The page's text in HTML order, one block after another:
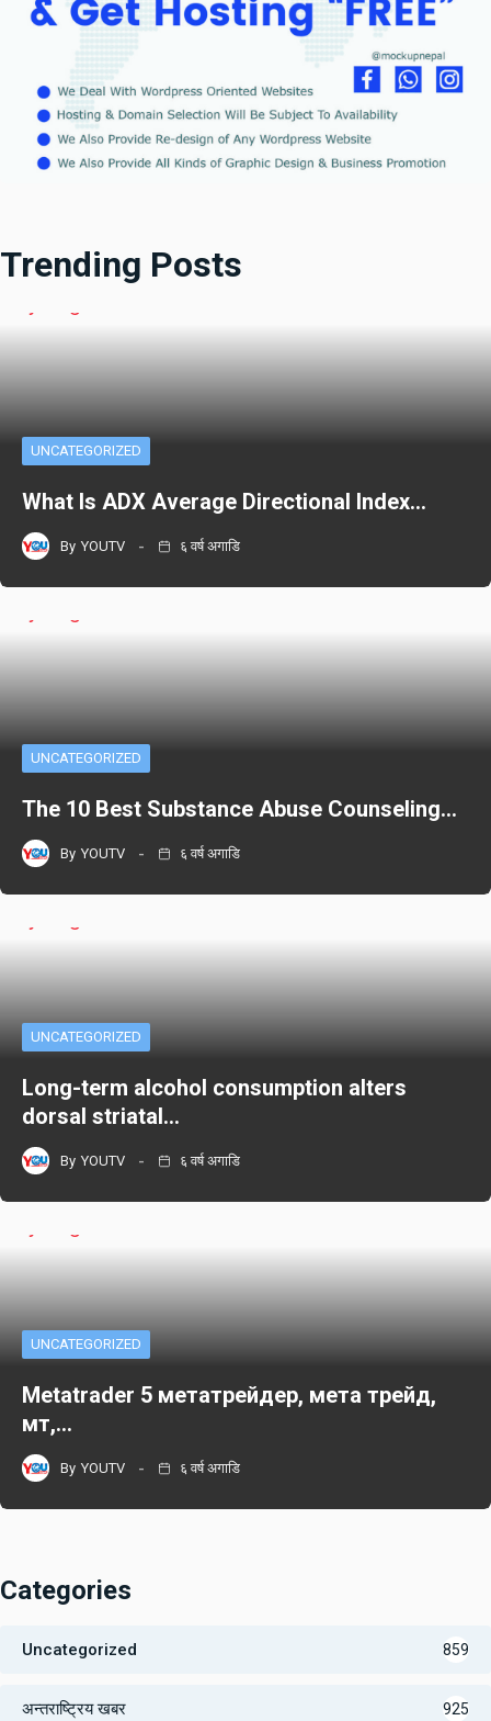
Trending Posts
UNCATEGORIZED
What Is ADX Average Directional Index…
By YOUTV ६ वर्ष अगाडि
UNCATEGORIZED
The 10 Best Substance Abuse Counseling…
By YOUTV ६ वर्ष अगाडि
UNCATEGORIZED
Long-term alcohol consumption alters
dorsal striatal…
By YOUTV ६ वर्ष अगाडि
UNCATEGORIZED
Metatrader 5 метатрейдер, мета трейд,
мт,…
By YOUTV ६ वर्ष अगाडि
Categories
Uncategorized 859
अन्तराष्ट्रिय खबर 925